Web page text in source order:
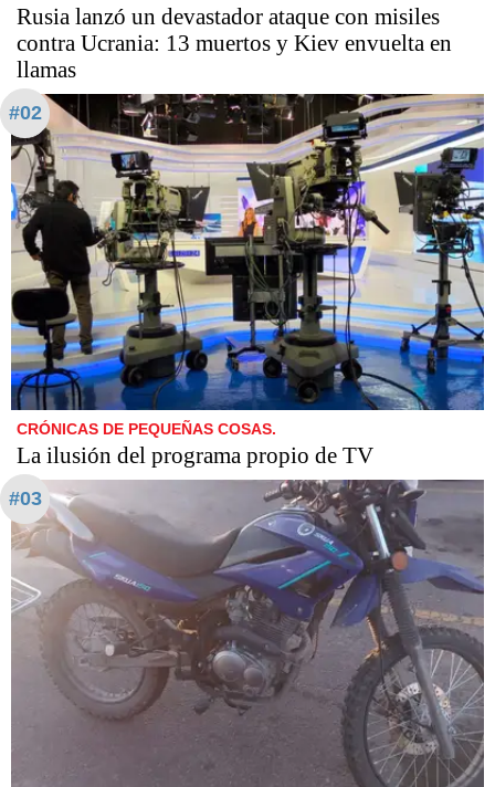
Rusia lanzó un devastador ataque con misiles
contra Ucrania: 13 muertos y Kiev envuelta en
llamas
#02
CRÓNICAS DE PEQUEÑAS COSAS.
La ilusión del programa propio de TV
#03